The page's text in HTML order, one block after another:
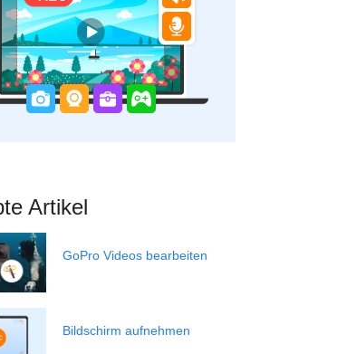
Artikel
GoPro Videos bearbeiten
Bildschirm aufnehmen